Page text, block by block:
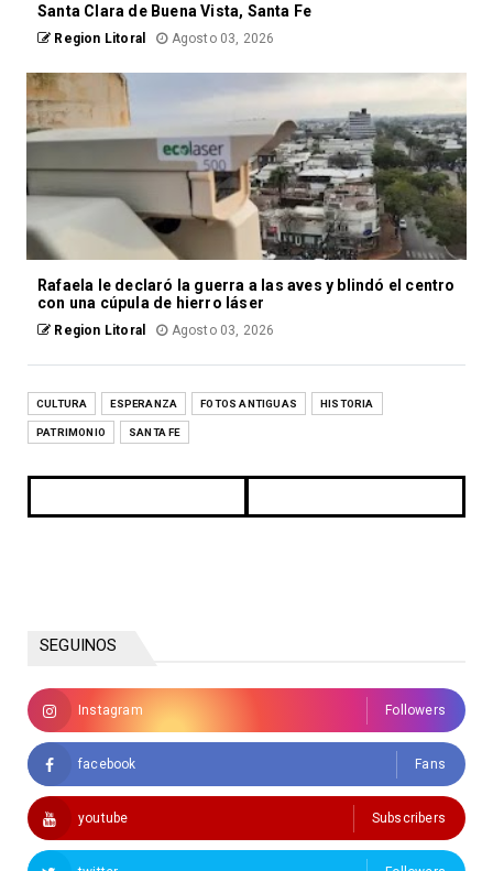
Santa Clara de Buena Vista, Santa Fe
Region Litoral Agosto 03, 2026
Rafaela le declaró la guerra a las aves y blindó el centro
con una cúpula de hierro láser
Region Litoral Agosto 03, 2026
CULTURA ESPERANZA FOTOS ANTIGUAS HISTORIA
PATRIMONIO SANTA FE
SEGUINOS
Instagram Followers
facebook Fans
youtube Subscribers